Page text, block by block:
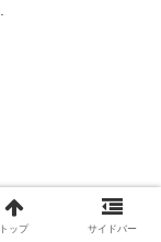
トップ サイドバー